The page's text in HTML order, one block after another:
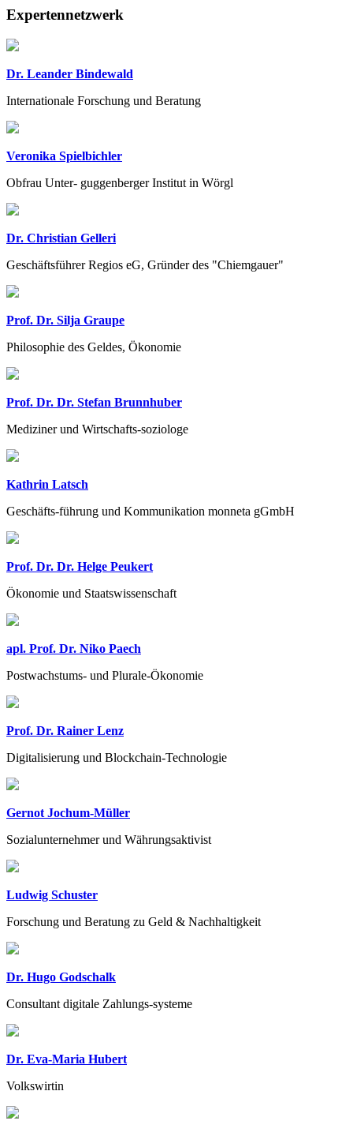
Expertennetzwerk
Dr. Leander Bindewald
Internationale Forschung und Beratung
Veronika Spielbichler
Obfrau Unter- guggenberger Institut in Wörgl
Dr. Christian Gelleri
Geschäftsführer Regios eG, Gründer des "Chiemgauer"
Prof. Dr. Silja Graupe
Philosophie des Geldes, Ökonomie
Prof. Dr. Dr. Stefan Brunnhuber
Mediziner und Wirtschafts-soziologe
Kathrin Latsch
Geschäfts-führung und Kommunikation monneta gGmbH
Prof. Dr. Dr. Helge Peukert
Ökonomie und Staatswissenschaft
apl. Prof. Dr. Niko Paech
Postwachstums- und Plurale-Ökonomie
Prof. Dr. Rainer Lenz
Digitalisierung und Blockchain-Technologie
Gernot Jochum-Müller
Sozialunternehmer und Währungsaktivist
Ludwig Schuster
Forschung und Beratung zu Geld & Nachhaltigkeit
Dr. Hugo Godschalk
Consultant digitale Zahlungs-systeme
Dr. Eva-Maria Hubert
Volkswirtin